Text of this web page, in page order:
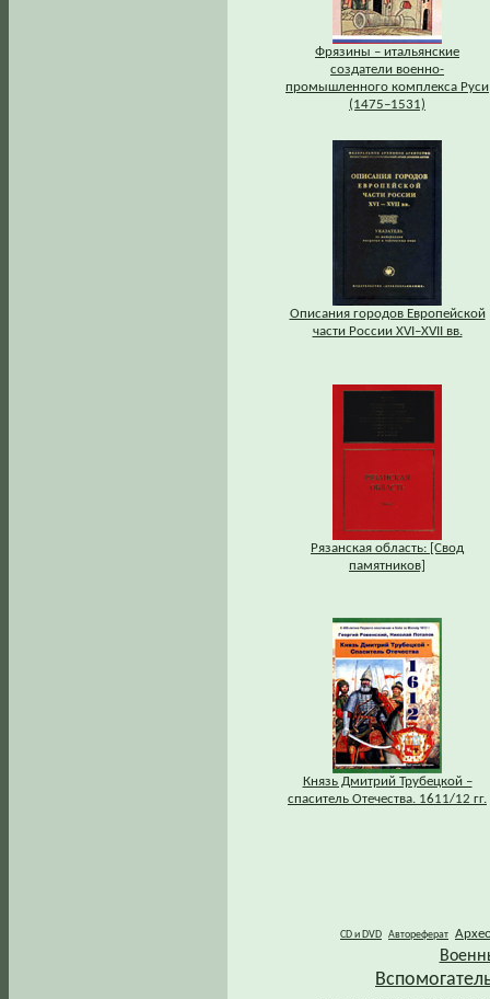
Фрязины – итальянские
создатели военно-
промышленного комплекса Руси
(1475–1531)
Описания городов Европейской
части России XVI–XVII вв.
Рязанская область: [Свод
памятников]
Князь Дмитрий Трубецкой –
спаситель Отечества. 1611/12 гг.
CD и DVD Автореферат